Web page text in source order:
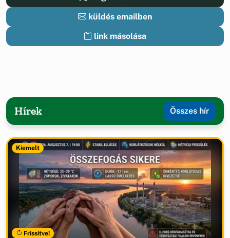
küldés emailben
link másolása
Hírek Összes hír
Kiemelt
Frissítve!